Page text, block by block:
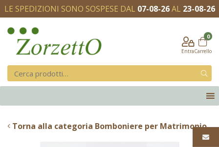
LE SPEDIZIONI SONO SOSPESE DAL 07-08-26AL 23-08-26
Entra
0
Carrello
Torna alla categoria Bomboniere per Matrimonio